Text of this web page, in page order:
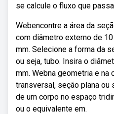
se calcule o fluxo que
Webencontre a área da
com diâmetro externo de
mm. Selecione a forma da
ou seja, tubo. Insira o
mm. Webna geometria e na
transversal, seção plana ou
de um corpo no espaço
ou o equivalente em.